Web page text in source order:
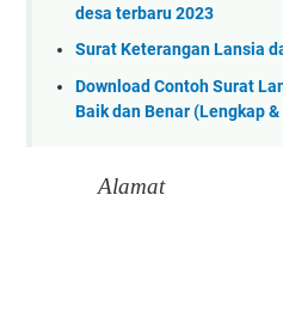
desa terbaru 2023
Surat Keterangan Lansia
Download Contoh Surat
Baik dan Benar (Lengkap
Alamat